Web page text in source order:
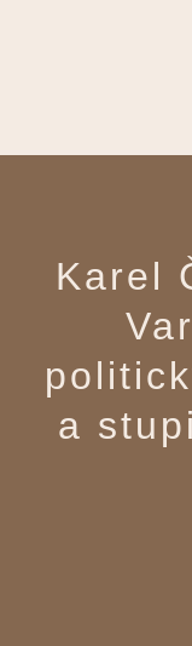
Karel
a